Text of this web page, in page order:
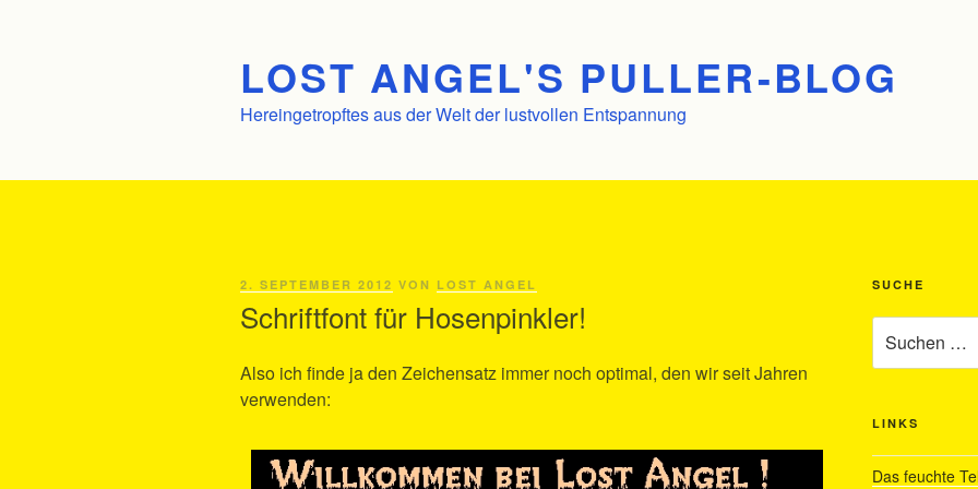
LOST ANGEL'S PULLER-BLOG
Hereingetropftes aus der Welt der lustvollen Entspannung
VERÖFFENTLICHT
2. SEPTEMBER 2012 VON LOST ANGEL
Schriftfont für Hosenpinkler!
Also ich finde ja den Zeichensatz immer noch optimal, den wir seit Jahren
verwenden:
SUCHE
nach:
LINKS
Das feuchte